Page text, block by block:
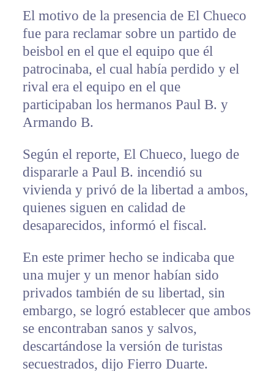
El motivo de la presencia de El Chueco
fue para reclamar sobre un partido de
beisbol en el que el equipo que él
patrocinaba, el cual había perdido y el
rival era el equipo en el que
participaban los hermanos Paul B. y
Armando B.
Según el reporte, El Chueco, luego de
dispararle a Paul B. incendió su
vivienda y privó de la libertad a ambos,
quienes siguen en calidad de
desaparecidos, informó el fiscal.
En este primer hecho se indicaba que
una mujer y un menor habían sido
privados también de su libertad, sin
embargo, se logró establecer que ambos
se encontraban sanos y salvos,
descartándose la versión de turistas
secuestrados, dijo Fierro Duarte.